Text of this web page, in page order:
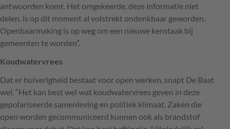
antwoorden komt. Het omgekeerde, deze informatie niet
delen, is op dit moment al volstrekt ondenkbaar geworden.
Openbaarmaking is op weg om een nieuwe kerntaak bij
gemeenten te worden”.
Koudwatervrees
Dat er huiverigheid bestaat voor open werken, snapt De Baat
wel. “Het kan best wel wat koudwatervrees geven in deze
gepolariseerde samenleving en politiek klimaat. Zaken die
open worden gecommuniceerd kunnen ook als brandstof